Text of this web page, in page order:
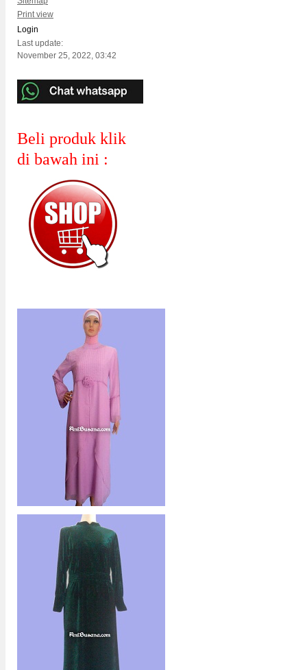
Print view
Login
Last update:
November 25, 2022, 03:42
Beli produk klik
di bawah ini :